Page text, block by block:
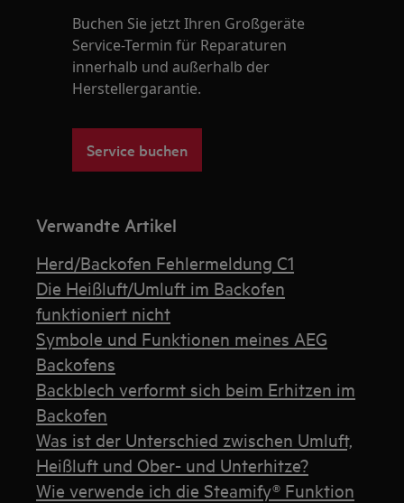
Buchen Sie jetzt Ihren Großgeräte
Service-Termin für Reparaturen
innerhalb und außerhalb der
Herstellergarantie.
Service buchen
Verwandte Artikel
Herd/Backofen Fehlermeldung C1
Die Heißluft/Umluft im Backofen
funktioniert nicht
Symbole und Funktionen meines AEG
Backofens
Backblech verformt sich beim Erhitzen im
Backofen
Was ist der Unterschied zwischen Umluft,
Heißluft und Ober- und Unterhitze?
Wie verwende ich die Steamify® Funktion